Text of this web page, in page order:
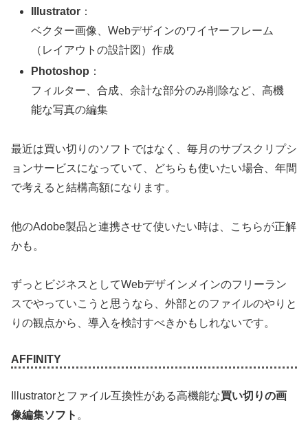
Illustrator ：
ベクター画像、Webデザインのワイヤーフレーム
（レイアウトの設計図）作成
Photoshop ：
フィルター、合成、余計な部分のみ削除など、高機
能な写真の編集
最近は買い切りのソフトではなく、毎月のサブスクリプシ
ョンサービスになっていて、どちらも使いたい場合、年間
で考えると結構高額になります。
他のAdobe製品と連携させて使いたい時は、こちらが正解
かも。
ずっとビジネスとしてWebデザインメインのフリーラン
スでやっていこうと思うなら、外部とのファイルのやりと
りの観点から、導入を検討すべきかもしれないです。
AFFINITY
Illustratorとファイル互換性がある高機能な買い切りの画
像編集ソフト 。